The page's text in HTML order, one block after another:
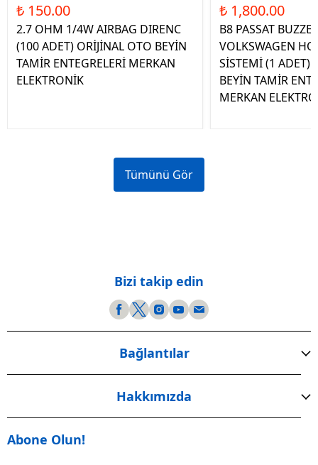
₺ 150.00
2.7 OHM 1/4W AIRBAG DIRENC
(100 ADET) ORİJİNAL OTO BEYİN
TAMİR ENTEGRELERİ MERKAN
ELEKTRONİK
₺ 1,800.00
B8 PASSAT
VOLKSWAGEN
SİSTEMİ (1 ADET)
BEYİN TAMİR
MERKAN
Tümünü Gör
Bizi takip edin
Bağlantılar
Hakkımızda
Abone Olun!